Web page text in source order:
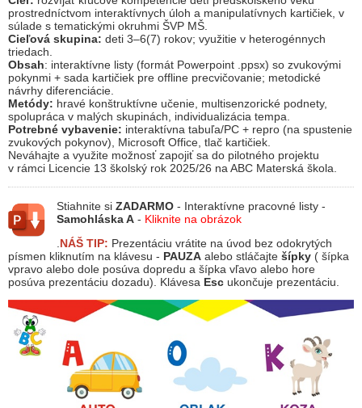
prostredníctvom interaktívnych úloh a manipulatívnych kartičiek, v
súlade s tematickými okruhmi ŠVP MŠ.
Cieľová skupina: deti 3–6(7) rokov; využitie v heterogénnych
triedach.
Obsah: interaktívne listy (formát Powerpoint .ppsx) so zvukovými
pokynmi + sada kartičiek pre offline precvičovanie; metodické
návrhy diferenciácie.
Metódy: hravé konštruktívne učenie, multisenzorické podnety,
spolupráca v malých skupinách, individualizácia tempa.
Potrebné vybavenie: interaktívna tabuľa/PC + repro (na spustenie
zvukových pokynov), Microsoft Office, tlač kartičiek.
Neváhajte a využite možnosť zapojiť sa do pilotného projektu
v rámci Licencie 13 školský rok 2025/26 na ABC Materská škola.
Stiahnite si ZADARMO - Interaktívne pracovné listy -
Samohláska A - Kliknite na obrázok
NÁŠ TIP: Prezentáciu vrátite na úvod bez odokrytých
písmen kliknutím na klávesu - PAUZA alebo stláčajte šípky ( šípka
vpravo alebo dole posúva dopredu a šípka vľavo alebo hore
posúva prezentáciu dozadu). Klávesa Esc ukončuje prezentáciu.